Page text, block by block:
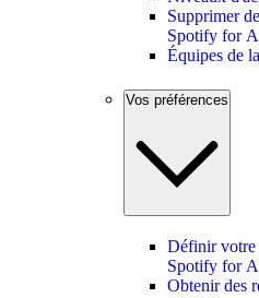
Supprimer
Spotify for
Équipes de
Vos préférences
Définir votre
Spotify for
Obtenir des